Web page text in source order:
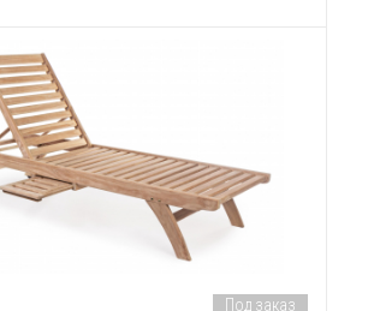
Под заказ